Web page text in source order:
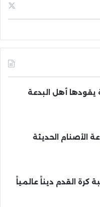
يقودها أهل البدعة
الأصنام الحديثة
كرة القدم ديناً عالمياً